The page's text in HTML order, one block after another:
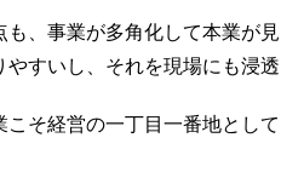
、事業が多角化して本業が
すいし、それを現場にも浸透
そ経営の一丁目一番地とし